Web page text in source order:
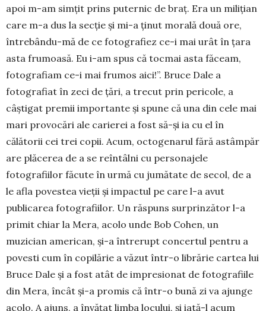
apoi m-am simțit prins puternic de braț. Era un milițian
care m-a dus la secție și mi-a ținut morală două ore,
întrebându-mă de ce fotografiez ce-i mai urât în țara
asta frumoasă. Eu i-am spus că tocmai asta făceam,
fotografiam ce-i mai fru­mos aici!”. Bruce Dale a
fotografiat în zeci de țări, a trecut prin pericole, a
câștigat premii importante și spune că una din cele mai
mari provocări ale ca­rierei a fost să-și ia cu el în
călătorii cei trei copii. Acum, octogenarul fără astâmpăr
are plăcerea de a se reîntâlni cu personajele
fotografiilor făcute în urmă cu jumătate de secol, de a
le afla povestea vieții și impactul pe care l-a avut
publicarea foto­grafiilor. Un răspuns surprinzător l-a
primit chiar la Mera, acolo unde Bob Cohen, un
muzician ame­rican, și-a întrerupt concertul pentru a
povesti cum în copilărie a văzut într-o librărie cartea lui
Bruce Dale și a fost atât de impresionat de fotografiile
din Mera, încât și-a promis că într-o bună zi va ajunge
acolo. A ajuns, a învățat limba locului, și iată-l acum